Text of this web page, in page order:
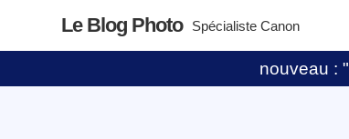
Le Blog Photo Spécialiste Canon
nouveau :